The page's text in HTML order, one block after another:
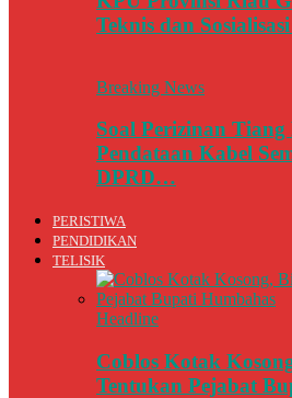
Teknis dan
Breaking News
Soal Perizinan Tiang
Pendataan Kabel
DPRD…
PERISTIWA
PENDIDIKAN
TELISIK
Headline
Coblos Kotak
Tentukan Pejabat